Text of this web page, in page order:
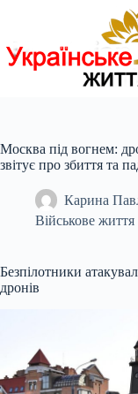
Москва під вогнем:
звітує про збиття та
Карина
Військове життя
Безпілотники
дронів